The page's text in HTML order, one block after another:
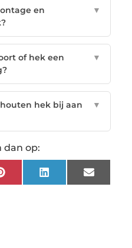
en
▼
of hek een
▼
hek bij aan
▼
dan op:
Pinterest LinkedIn Email